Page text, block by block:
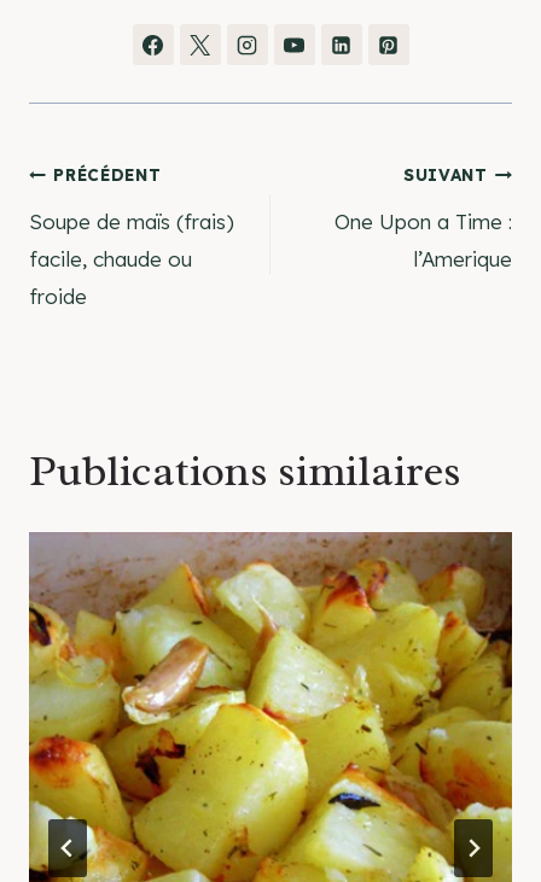
Navigation
de
l’article
PRÉCÉDENT
Soupe de maïs (frais)
facile, chaude ou
froide
SUIVANT
One Upon a Time :
l’Amerique
Publications similaires